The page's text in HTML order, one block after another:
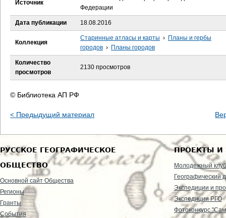
Источник
Федерации
Дата публикации 18.08.2016
Коллекция
Старинные атласы и карты › Планы и гербы
городов › Планы городов
Количество
просмотров
2130 просмотров
© Библиотека АП РФ
< Предыдущий материал
РУССКОЕ ГЕОГРАФИЧЕСКОЕ
ОБЩЕСТВО
Основной сайт Общества
Регионы
Гранты
События
ПРОЕКТЫ И
Молодежный клуб
Географический
Экспедиции и
Экспедиции РГО
Фотоконкурс